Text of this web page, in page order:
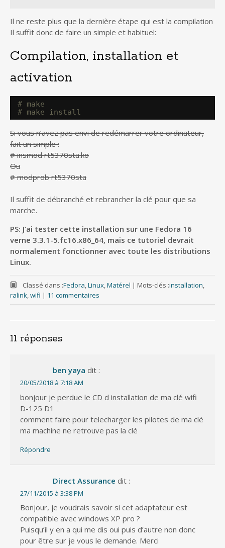
Il ne reste plus que la dernière étape qui est la compilation
Il suffit donc de faire un simple et habituel:
Compilation, installation et
activation
# make
# make install
Si vous n’avez pas envi de redémarrer votre ordinateur,
fait un simple :
# insmod rt5370sta.ko
Ou
# modprob rt5370sta
Il suffit de débranché et rebrancher la clé pour que sa
marche.
PS: J’ai tester cette installation sur une Fedora 16
verne 3.3.1-5.fc16.x86_64, mais ce tutoriel devrait
normalement fonctionner avec toute les distributions
Linux.
Classé dans :Fedora,Linux,Matérel | Mots-clés :installation,
ralink,wifi | 11 commentaires
11 réponses
ben yaya dit :
20/05/2018 à 7:18 AM
bonjour je perdue le CD d installation de ma clé wifi
D-125 D1
comment faire pour telecharger les pilotes de ma clé
ma machine ne retrouve pas la clé
Répondre
Direct Assurance dit :
27/11/2015 à 3:38 PM
Bonjour, je voudrais savoir si cet adaptateur est
compatible avec windows XP pro ?
Puisqu’il y en a qui me dis oui puis d’autre non donc
pour être sur je vous le demande. Merci